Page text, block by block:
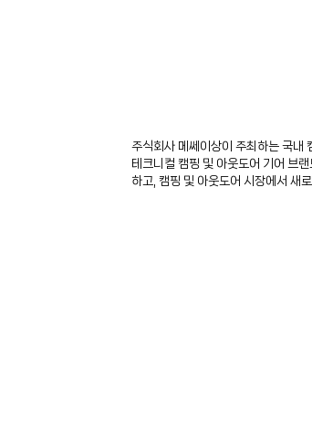
주식회사 메쎄이상이 주최하는 국내
테크니컬 캠핑 및 아웃도어 기어 브
하고, 캠핑 및 아웃도어 시장에서 새